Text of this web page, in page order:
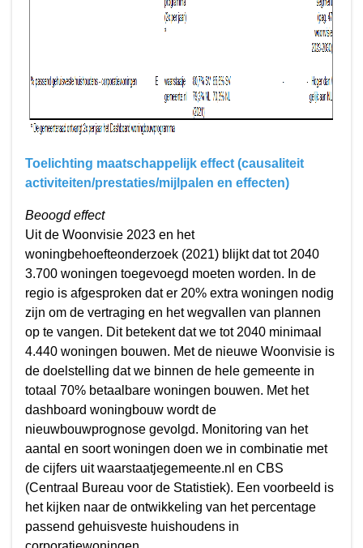
Toelichting maatschappelijk effect (causaliteit
activiteiten/prestaties/mijlpalen en effecten)
Beoogd effect
Uit de Woonvisie 2023 en het
woningbehoefteonderzoek (2021) blijkt dat tot 2040
3.700 woningen toegevoegd moeten worden. In de
regio is afgesproken dat er 20% extra woningen nodig
zijn om de vertraging en het wegvallen van plannen
op te vangen. Dit betekent dat we tot 2040 minimaal
4.440 woningen bouwen. Met de nieuwe Woonvisie is
de doelstelling dat we binnen de hele gemeente in
totaal 70% betaalbare woningen bouwen. Met het
dashboard woningbouw wordt de
nieuwbouwprognose gevolgd. Monitoring van het
aantal en soort woningen doen we in combinatie met
de cijfers uit waarstaatjegemeente.nl en CBS
(Centraal Bureau voor de Statistiek). Een voorbeeld is
het kijken naar de ontwikkeling van het percentage
passend gehuisveste huishoudens in